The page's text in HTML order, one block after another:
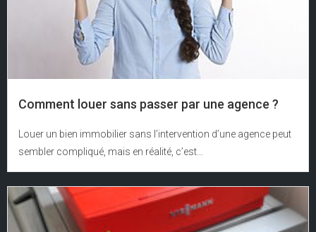
Comment louer sans passer par une agence ?
Louer un bien immobilier sans l’intervention d’une agence peut
sembler compliqué, mais en réalité, c’est...